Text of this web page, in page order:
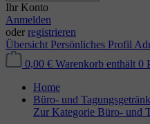
Ihr Konto
Anmelden
oder registrieren
Übersicht Persönliches Profil
0,00 € Warenkorb enthält 0
Home
Büro- und
Zur Kategorie Büro- und